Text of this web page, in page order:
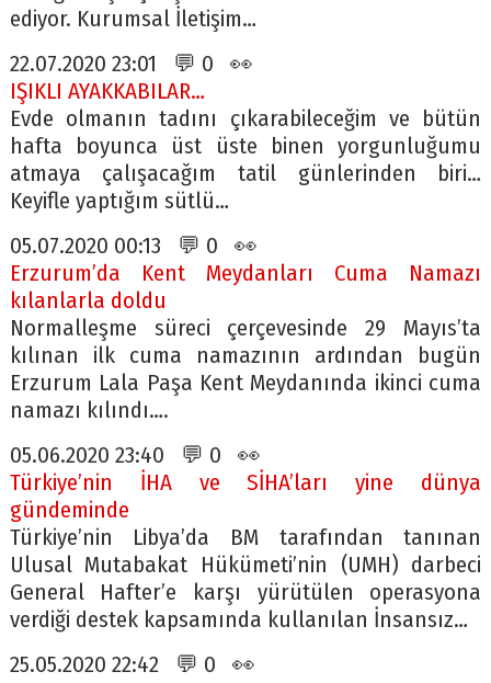
ediyor. Kurumsal İletişim…
22.07.2020 23:01 💬 0 👀
IŞIKLI AYAKKABILAR…
Evde olmanın tadını çıkarabileceğim ve bütün
hafta boyunca üst üste binen yorgunluğumu
atmaya çalışacağım tatil günlerinden biri…
Keyifle yaptığım sütlü…
05.07.2020 00:13 💬 0 👀
Erzurum’da Kent Meydanları Cuma Namazı
kılanlarla doldu
Normalleşme süreci çerçevesinde 29 Mayıs’ta
kılınan ilk cuma namazının ardından bugün
Erzurum Lala Paşa Kent Meydanında ikinci cuma
namazı kılındı….
05.06.2020 23:40 💬 0 👀
Türkiye’nin İHA ve SİHA’ları yine dünya
gündeminde
Türkiye’nin Libya’da BM tarafından tanınan
Ulusal Mutabakat Hükümeti’nin (UMH) darbeci
General Hafter’e karşı yürütülen operasyona
verdiği destek kapsamında kullanılan İnsansız…
25.05.2020 22:42 💬 0 👀